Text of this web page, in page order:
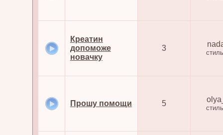
Креатин
допоможе
новачку
3
Прошу помощи 5